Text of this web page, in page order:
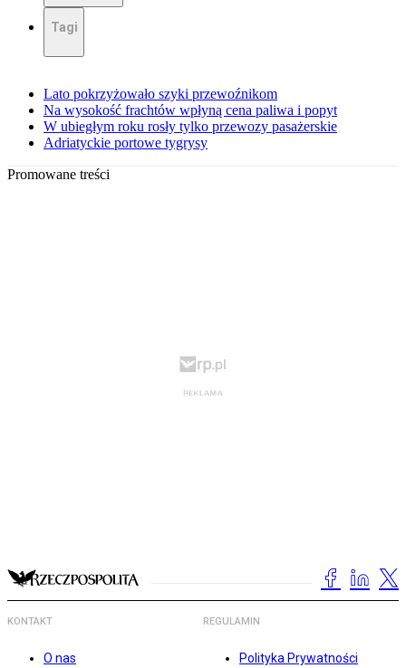
Tagi
Lato pokrzyżowało szyki przewoźnikom
Na wysokość frachtów wpłyną cena paliwa i popyt
W ubiegłym roku rosły tylko przewozy pasażerskie
Adriatyckie portowe tygrysy
Promowane treści
KONTAKT
O nas
REGULAMIN
Polityka Prywatności